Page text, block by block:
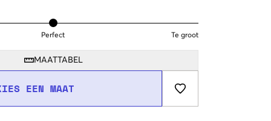
Perfect Te groot
MAATTABEL
EEN MAAT